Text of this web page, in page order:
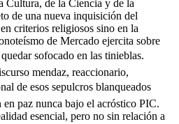
Cultura, de la Ciencia y de la
de una nueva inquisición del
criterios religiosos sino en la
de Mercado ejercita sobre
sofocado en las tinieblas.
mendaz, reaccionario,
de esos sepulcros blanqueados
en paz nunca bajo el acróstico PIC.
esencial, pero no sin relación a